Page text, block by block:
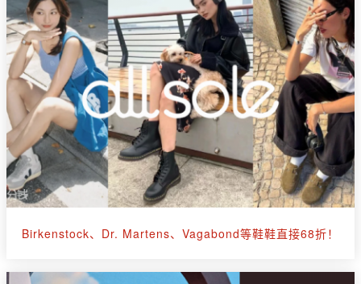
Birkenstock、Dr. Martens、Vagabond等鞋鞋直接68折！